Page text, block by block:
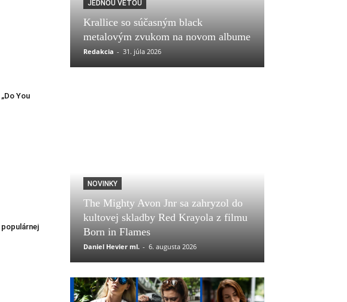
You
JEDNOU VETOU
Krallice so súčasným black
metalovým zvukom na novom albume
Redakcia - 31. júla 2026
NOVINKY
The Mighty Avon Jnr sa zahryzol do
kultovej skladby Red Krayola z filmu
Born in Flames
Daniel Hevier ml. - 6. augusta 2026